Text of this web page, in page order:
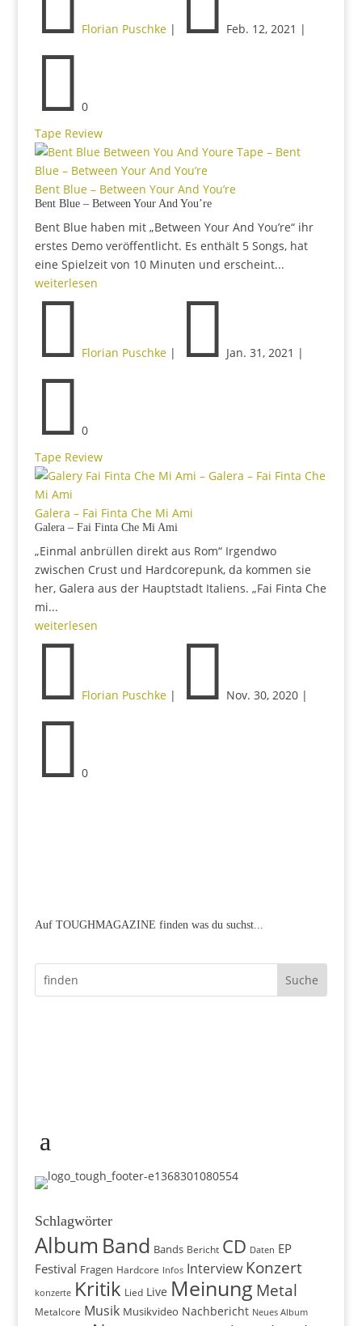
Florian Puschke| Feb. 12, 2021 |
 0
Tape Review
Bent Blue – Between Your And You’re
Bent Blue – Between Your And You’re
Bent Blue haben mit „Between Your And You’re“ ihr
erstes Demo veröffentlicht. Es enthält 5 Songs, hat
eine Spielzeit von 10 Minuten und erscheint...
weiterlesen
 Florian Puschke|  Jan. 31, 2021 |
 0
Tape Review
Galera – Fai Finta Che Mi Ami
Galera – Fai Finta Che Mi Ami
„Einmal anbrüllen direkt aus Rom“ Irgendwo
zwischen Crust und Hardcorepunk, da kommen sie
her, Galera aus der Hauptstadt Italiens. „Fai Finta Che
mi...
weiterlesen
 Florian Puschke|  Nov. 30, 2020|
 0
Auf TOUGHMAGAZINE finden was du suchst...
Schlagwörter
Album Band Bands Bericht CD Daten EP
Festival Fragen Hardcore Infos Interview Konzert
konzerte Kritik Lied Live Meinung Metal
Metalcore Musik Musikvideo Nachbericht Neues Album